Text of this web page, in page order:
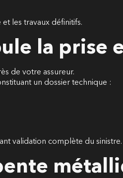
les travaux définitifs.
la prise
de votre assureur.
un dossier technique :
validation complète du sinistre.